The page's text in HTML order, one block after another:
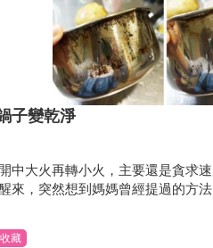
子變乾淨
中大火再轉小火，主要還是貪求
來，突然想到媽媽曾經提過的方
收藏